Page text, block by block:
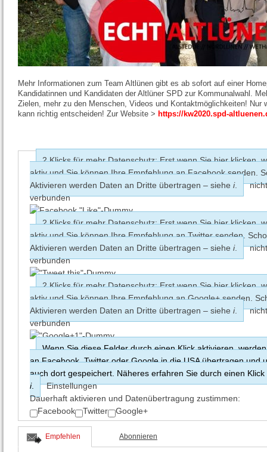
Mehr Informationen zum Team Altlünen gibt es ab sofort auf einer
Kandidatinnen und Kandidaten der Altlüner SPD zur Kommunalwahl.
Zielen, mehr zu den Menschen, Videos und Kontaktmöglichkeiten! Nur
kann richtig entscheiden! Zur Website > https://kw2020.spd-
2 Klicks für mehr Datenschutz: Erst wenn Sie hier klicken,
aktiv und Sie können Ihre Empfehlung an Facebook senden.
Aktivieren werden Daten an Dritte übertragen – siehe i.
verbunden
2 Klicks für mehr Datenschutz: Erst wenn Sie hier klicken,
aktiv und Sie können Ihre Empfehlung an Twitter senden.
Aktivieren werden Daten an Dritte übertragen – siehe i.
verbunden
2 Klicks für mehr Datenschutz: Erst wenn Sie hier klicken,
aktiv und Sie können Ihre Empfehlung an Google+ senden.
Aktivieren werden Daten an Dritte übertragen – siehe i.
verbunden
Wenn Sie diese Felder durch einen Klick aktivieren,
an Facebook, Twitter oder Google in die USA übertragen und
auch dort gespeichert. Näheres erfahren Sie durch einen Klick
i.
Einstellungen
Dauerhaft aktivieren und Datenüber­tragung zustimmen:
Facebook
Twitter Google+
Empfehlen Abonnieren